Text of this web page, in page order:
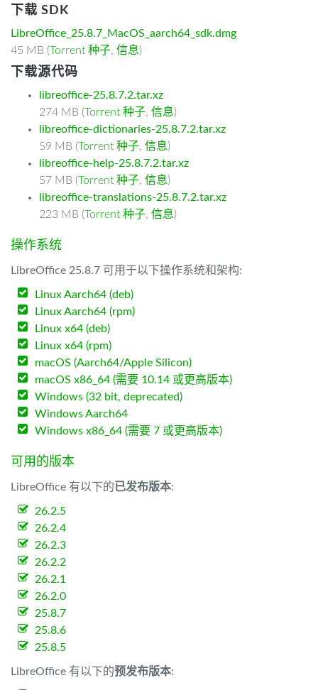
下载 SDK
LibreOffice_25.8.7_MacOS_aarch64_sdk.dmg
45 MB (Torrent 种子, 信息)
下载源代码
libreoffice-25.8.7.2.tar.xz
274 MB (Torrent 种子, 信息)
libreoffice-dictionaries-25.8.7.2.tar.xz
59 MB (Torrent 种子, 信息)
libreoffice-help-25.8.7.2.tar.xz
57 MB (Torrent 种子, 信息)
libreoffice-translations-25.8.7.2.tar.xz
223 MB (Torrent 种子, 信息)
操作系统
LibreOffice 25.8.7 可用于以下操作系统和架构:
Linux Aarch64 (deb)
Linux Aarch64 (rpm)
Linux x64 (deb)
Linux x64 (rpm)
macOS (Aarch64/Apple Silicon)
macOS x86_64 (需要 10.14 或更高版本)
Windows (32 bit, deprecated)
Windows Aarch64
Windows x86_64 (需要 7 或更高版本)
可用的版本
LibreOffice 有以下的已发布版本:
26.2.5
26.2.4
26.2.3
26.2.2
26.2.1
26.2.0
25.8.7
25.8.6
25.8.5
LibreOffice 有以下的预发布版本: